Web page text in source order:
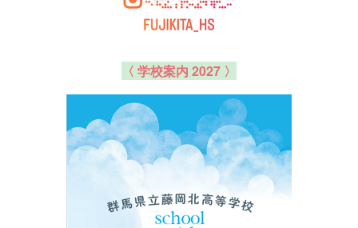
〈 学校案内 2027 〉